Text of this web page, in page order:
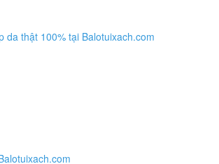
da thật 100% tại Balotuixach.com